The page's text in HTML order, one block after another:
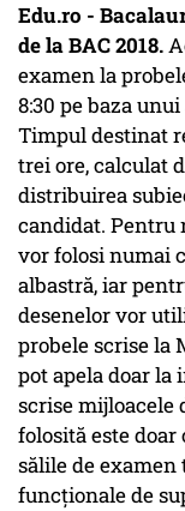
Edu.ro -
de la BAC 2018.
examen la
8:30 pe baza
Timpul destinat
trei ore, calculat
distribuirea
candidat. Pentru
vor folosi numai
albastră, iar
desenelor vor
probele scrise la
pot apela doar la
scrise mijloacele
folosită este
sălile de examen
funcţionale de